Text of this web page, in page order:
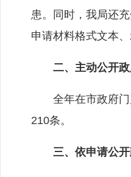
患。同时，我局还
申请材料格式文本
二、主动公开政
全年在市政府门
210条。
三、依申请公开